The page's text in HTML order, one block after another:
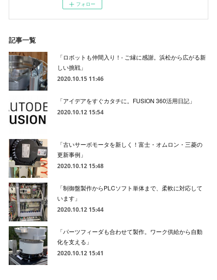
フォロー
記事一覧
「ロボットも仲間入り！- ご縁に感謝。浜松から広がる新
しい挑戦」
2020.10.15 11:46
「アイデアをすぐカタチに。FUSION 360活用日記」
2020.10.12 15:54
「古いサーボモータを新しく！富士・オムロン・三菱の
更新事例」
2020.10.12 15:48
「制御盤製作からPLCソフト単体まで、柔軟に対応して
います」
2020.10.12 15:44
「パーツフィーダも合わせて製作。ワーク供給から自動
化を支える」
2020.10.12 15:41